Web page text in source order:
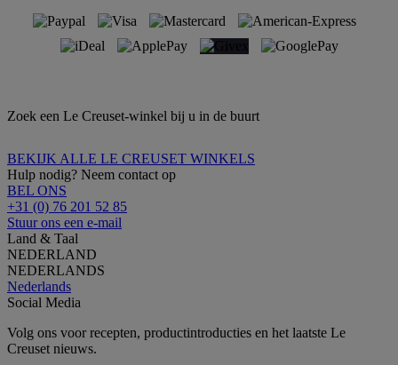
Zoek een Le Creuset-winkel bij u in de buurt
BEKIJK ALLE LE CREUSET WINKELS
Hulp nodig? Neem contact op
BEL ONS
+31 (0) 76 201 52 85
Stuur ons een e-mail
Land & Taal
NEDERLAND
NEDERLANDS
Nederlands
Social Media
Volg ons voor recepten, productintroducties en het laatste Le
Creuset nieuws.